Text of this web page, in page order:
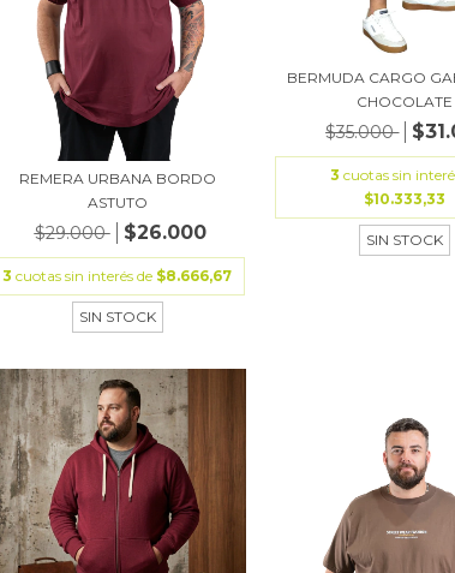
REMERA URBANA BORDO
ASTUTO
$29.000 $26.000
3 cuotas sin interés de $8.666,67
SIN STOCK
BERMUDA CARGO
CHOCOLATE
$35.000
3 cuotas sin
$10.333,33
SIN STOCK